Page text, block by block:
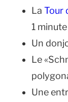
LaTour
1 minute
Un
Le
Une